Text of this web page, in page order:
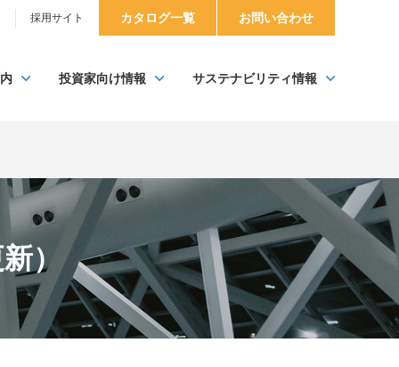
採用サイト カタログ一覧 お問い合わせ
投資家向け情報 サステナビリティ情報
）